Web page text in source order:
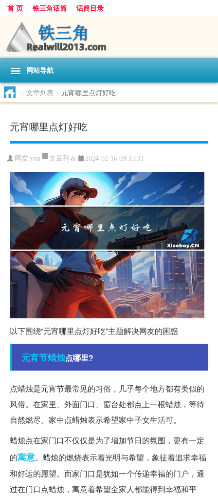
首 页 铁三角话筒 话筒目录
网站导航
> 文章列表 > 元宵哪里点灯好吃
元宵哪里点灯好吃
网友:yxn 文章列表 2024-02-16 09:35:33
以下围绕“元宵哪里点灯好吃”主题解决网友的困惑
元宵节蜡烛点哪里?
点蜡烛是元宵节最常见的习俗，几乎每个地方都有类似的
风俗。在家里、外面门口、窗台处都点上一根蜡烛，等待
自然燃尽。家中点蜡烛表示希望家中子女生活可。
蜡烛点在家门口不仅仅是为了增加节日的氛围，更有一定
的寓意。蜡烛的燃烧表示着光明与希望，象征着追求幸福
和好运的愿望。而家门口是犹如一个传递幸福的门户，通
过在门口点蜡烛，寓意着希望全家人都能得到幸福和平